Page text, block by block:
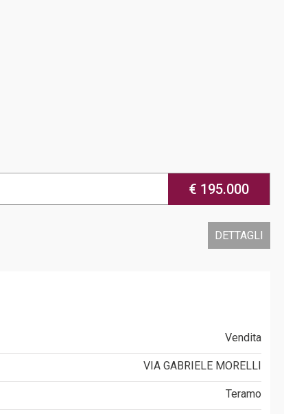
€ 195.000
DETTAGLI
Vendita
VIA GABRIELE MORELLI
Teramo